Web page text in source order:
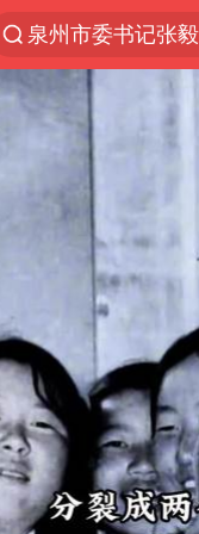
泉州市委书记张
秘鲁和墨西哥宣
沙特土耳其巴基
全球首个长时储
四川宜宾市高县
胜宏科技：股票
2名小孩玩手机低
38岁演员求职万
国防部：中国军
我国外贸延续良